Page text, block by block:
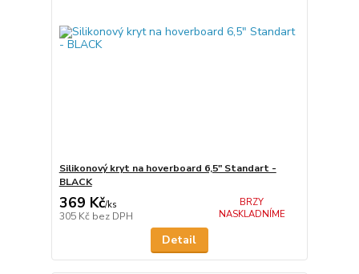
Silikonový kryt na hoverboard 6,5" Standart -
BLACK
369 Kč/ks
305 Kč bez DPH
BRZY
NASKLADNÍME
Detail